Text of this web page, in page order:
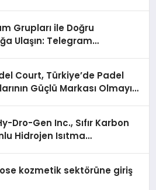
Grupları ile Doğru
Ulaşın: Telegram
Court, Türkiye’de Padel
Güçlü Markası Olmayı
Dro-Gen Inc., Sıfır Karbon
Hidrojen Isıtma
kozmetik sektörüne giriş